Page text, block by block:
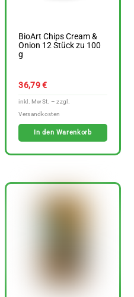
BioArt Chips Cream &
Onion 12 Stück zu 100
g
36,79€
In den Warenkorb